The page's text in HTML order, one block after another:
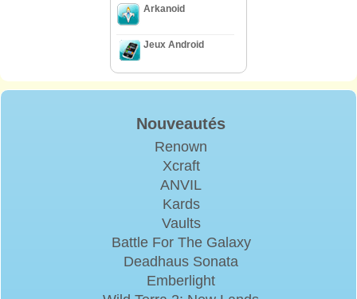
Arkanoid
Jeux Android
Nouveautés
Renown
Xcraft
ANVIL
Kards
Vaults
Battle For The Galaxy
Deadhaus Sonata
Emberlight